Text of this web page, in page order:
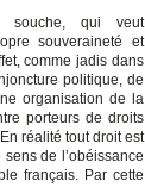
qui veut
souveraineté et
comme jadis dans
politique, de
organisation de la
porteurs de droits
réalité tout droit est
de l’obéissance
français. Par cette